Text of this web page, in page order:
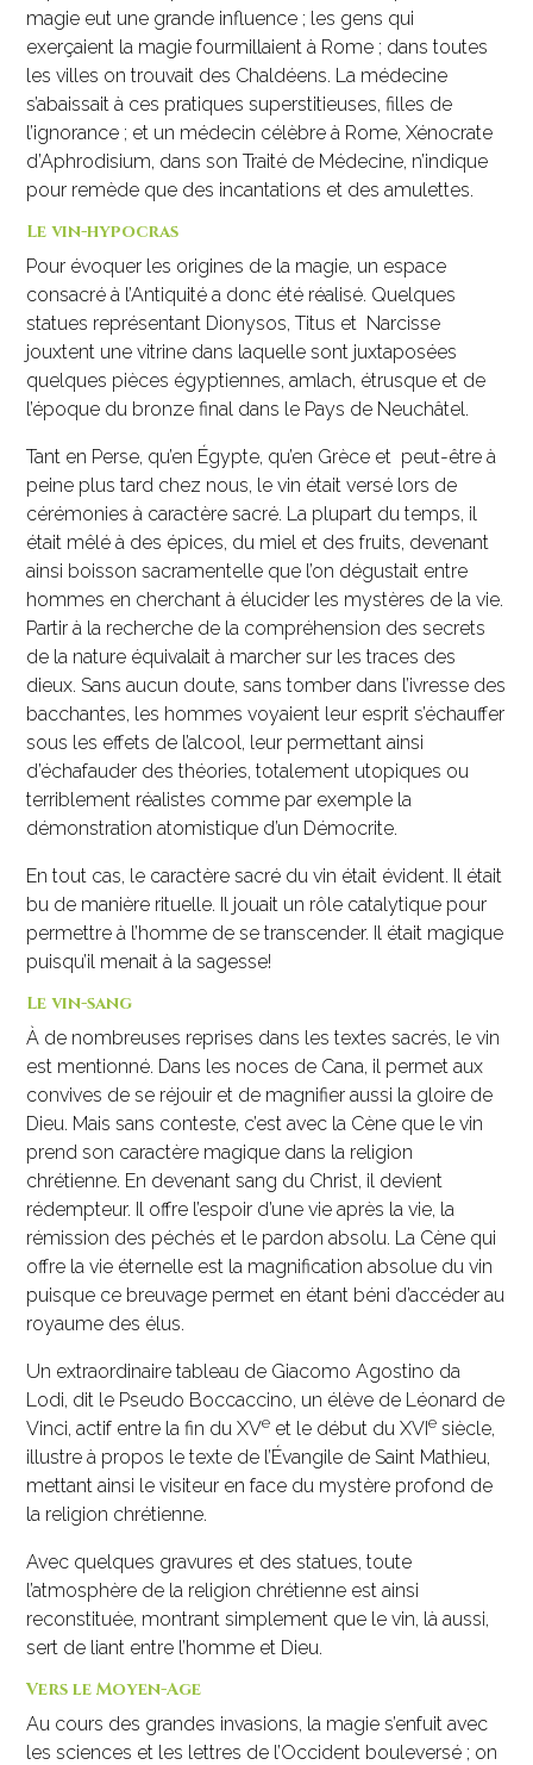
magie eut une grande influence ; les gens qui
exerçaient la magie fourmillaient à Rome ; dans toutes
les villes on trouvait des Chaldéens. La médecine
s’abaissait à ces pratiques superstitieuses, filles de
l’ignorance ; et un médecin célèbre à Rome, Xénocrate
d’Aphrodisium, dans son Traité de Médecine, n’indique
pour remède que des incantations et des amulettes.
Le vin-hypocras
Pour évoquer les origines de la magie, un espace
consacré à l’Antiquité a donc été réalisé. Quelques
statues représentant Dionysos, Titus et Narcisse
jouxtent une vitrine dans laquelle sont juxtaposées
quelques pièces égyptiennes, amlach, étrusque et de
l’époque du bronze final dans le Pays de Neuchâtel.
Tant en Perse, qu’en Égypte, qu’en Grèce et peut-être à
peine plus tard chez nous, le vin était versé lors de
cérémonies à caractère sacré. La plupart du temps, il
était mêlé à des épices, du miel et des fruits, devenant
ainsi boisson sacramentelle que l’on dégustait entre
hommes en cherchant à élucider les mystères de la vie.
Partir à la recherche de la compréhension des secrets
de la nature équivalait à marcher sur les traces des
dieux. Sans aucun doute, sans tomber dans l’ivresse des
bacchantes, les hommes voyaient leur esprit s’échauffer
sous les effets de l’alcool, leur permettant ainsi
d’échafauder des théories, totalement utopiques ou
terriblement réalistes comme par exemple la
démonstration atomistique d’un Démocrite.
En tout cas, le caractère sacré du vin était évident. Il était
bu de manière rituelle. Il jouait un rôle catalytique pour
permettre à l’homme de se transcender. Il était magique
puisqu’il menait à la sagesse!
Le vin-sang
À de nombreuses reprises dans les textes sacrés, le vin
est mentionné. Dans les noces de Cana, il permet aux
convives de se réjouir et de magnifier aussi la gloire de
Dieu. Mais sans conteste, c’est avec la Cène que le vin
prend son caractère magique dans la religion
chrétienne. En devenant sang du Christ, il devient
rédempteur. Il offre l’espoir d’une vie après la vie, la
rémission des péchés et le pardon absolu. La Cène qui
offre la vie éternelle est la magnification absolue du vin
puisque ce breuvage permet en étant béni d’accéder au
royaume des élus.
Un extraordinaire tableau de Giacomo Agostino da
Lodi, dit le Pseudo Boccaccino, un élève de Léonard de
Vinci, actif entre la fin du XVe et le début du XVIe siècle,
illustre à propos le texte de l’Évangile de Saint Mathieu,
mettant ainsi le visiteur en face du mystère profond de
la religion chrétienne.
Avec quelques gravures et des statues, toute
l’atmosphère de la religion chrétienne est ainsi
reconstituée, montrant simplement que le vin, là aussi,
sert de liant entre l’homme et Dieu.
Vers le Moyen-Age
Au cours des grandes invasions, la magie s’enfuit avec
les sciences et les lettres de l’Occident bouleversé ; on